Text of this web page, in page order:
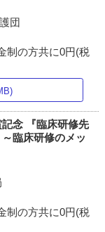
団
制の方共に0円(税
念 『臨床研修先
臨床研修のメッ
制の方共に0円(税